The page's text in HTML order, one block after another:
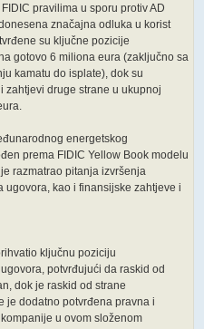
pravilima u sporu protiv AD
značajna odluka u korist
su ključne pozicije
gotovo 6 miliona eura (zaključno sa
kamatu do isplate), dok su
druge strane u ukupnoj
energetskog
prema FIDIC Yellow Book modelu
razmatrao pitanja izvršenja
kao i finansijske zahtjeve i
ključnu poziciju
potvrđujući da raskid od
dok je raskid od strane
je dodatno potvrđena pravna i
u ovom složenom